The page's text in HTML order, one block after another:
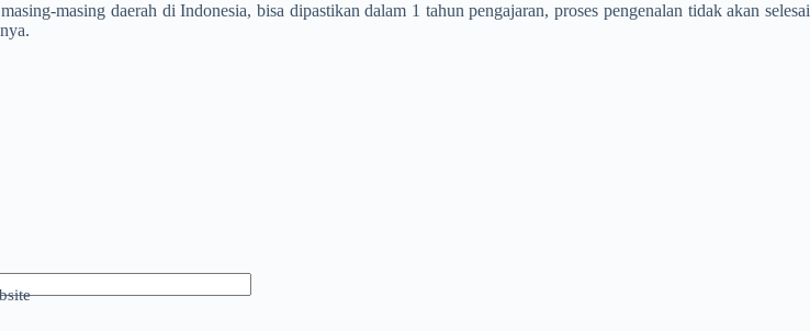
masing daerah di Indonesia, bisa dipastikan dalam 1 tahun pengajaran, proses pengenalan tidak akan selesai